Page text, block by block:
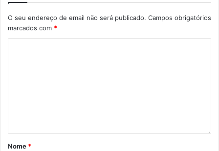
O seu endereço de email não será publicado. Campos obrigatórios
marcados com *
Nome *